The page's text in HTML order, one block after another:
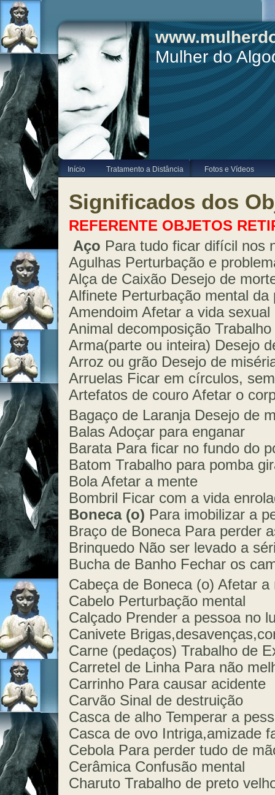
Mulher do
Início Tratamento a Distância Fotos e Vídeos
Significados dos
REFERENTE OBJETOS
Aço Para tudo ficar difícil nos
Agulhas Perturbação e
Alça de Caixão Desejo de
Alfinete Perturbação mental da
Amendoim Afetar a vida sexual
Animal decomposição
Arma(parte ou inteira) Desejo
Arroz ou grão Desejo de
Arruelas Ficar em círculos,
Artefatos de couro Afetar o
Bagaço de Laranja Desejo de
Balas Adoçar para enganar
Barata Para ficar no fundo do
Batom Trabalho para pomba
Bola Afetar a mente
Bombril Ficar com a vida
Boneca (o) Para imobilizar a
Braço de Boneca Para perder
Brinquedo Não ser levado a
Bucha de Banho Fechar os
Cabeça de Boneca (o) Afetar a
Cabelo Perturbação mental
Calçado Prender a pessoa no
Canivete
Carne (pedaços) Trabalho de
Carretel de Linha Para não
Carrinho Para causar acidente
Carvão Sinal de destruição
Casca de alho Temperar a
Casca de ovo Intriga,amizade
Cebola Para perder tudo de
Cerâmica Confusão mental
Charuto Trabalho de preto